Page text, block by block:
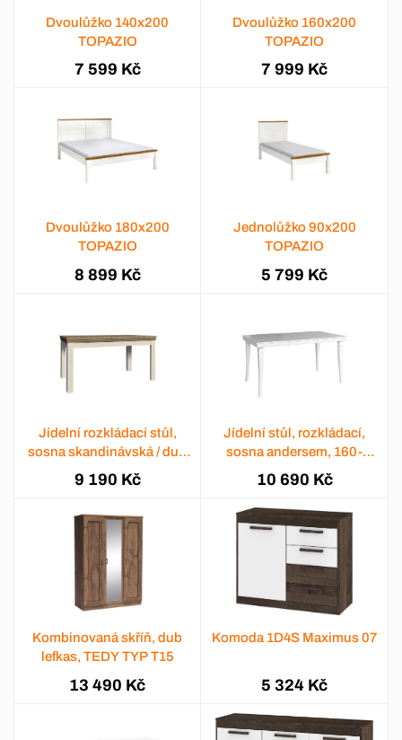
Dvoulůžko 140x200
TOPAZIO
7 599 Kč
Dvoulůžko 160x200
TOPAZIO
7 999 Kč
Dvoulůžko 180x200
TOPAZIO
8 899 Kč
Jednolůžko 90x200
TOPAZIO
5 799 Kč
Jídelní rozkládací stůl,
sosna skandinávská / dub
divoký, 160-203x90 cm,
ROYAL ST
9 190 Kč
Jídelní stůl, rozkládací,
sosna andersem, 160-
203x90 cm, KORA
10 690 Kč
Kombinovaná skříň, dub
lefkas, TEDY TYP T15
13 490 Kč
Komoda 1D4S Maximus 07
5 324 Kč